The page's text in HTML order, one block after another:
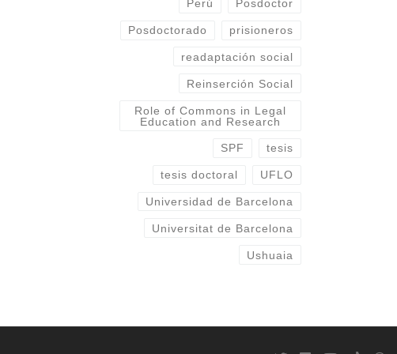
Perú Posdoctor
Posdoctorado prisioneros
readaptación social
Reinserción Social
Role of Commons in Legal
Education and Research
SPF tesis
tesis doctoral UFLO
Universidad de Barcelona
Universitat de Barcelona
Ushuaia